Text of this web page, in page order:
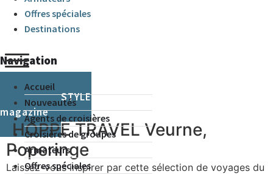
Offres spéciales
Destinations
Navigation
Accueil
Nouveautés
Agents de croisières
Croisières de groupes
Armateurs
Offres spéciales
CRUISE & STYLE
magazine
HOPPE TRAVEL Veurne,
Poperinge
Laissez-vous inspirer par cette sélection de voyages du